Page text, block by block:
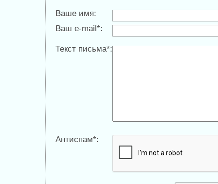
Ваше имя:
Ваш e-mail*:
Текст письма*:
Антиспам*: